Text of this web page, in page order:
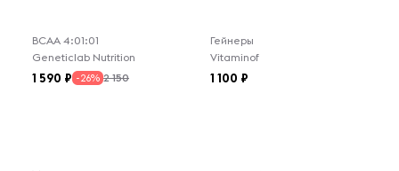
ВСАА 4:01:01
Geneticlab Nutrition
1 590 -26% 2 150
Гейнеры
Vitaminof
1 100